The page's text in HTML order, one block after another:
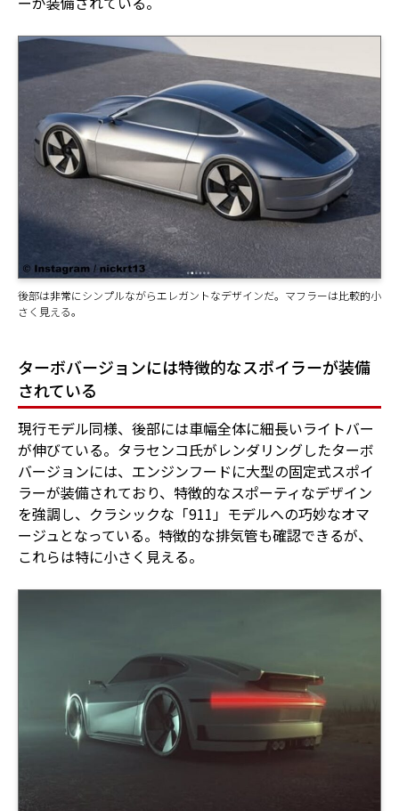
後部は非常にシンプルながらエレガントなデザインだ。マフラーは比較的小
さく見える。
ターボバージョンには特徴的なスポイラーが装備
されている
現行モデル同様、後部には車幅全体に細長いライトバー
が伸びている。タラセンコ氏がレンダリングしたターボ
バージョンには、エンジンフードに大型の固定式スポイ
ラーが装備されており、特徴的なスポーティなデザイン
を強調し、クラシックな「911」モデルへの巧妙なオマ
ージュとなっている。特徴的な排気管も確認できるが、
これらは特に小さく見える。